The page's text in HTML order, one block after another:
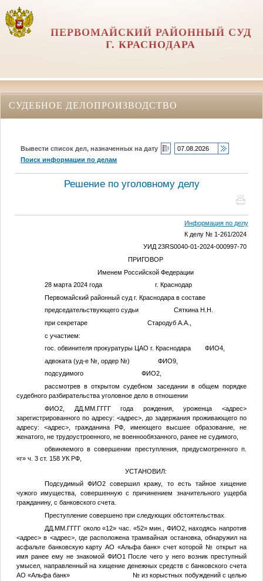
ПЕРВОМАЙСКИЙ РАЙОННЫЙ СУД
Г. КРАСНОДАРА
СУДЕБНОЕ ДЕЛОПРОИЗВОДСТВО
Вывести список дел, назначенных на дату
Поиск информации по делам
Решение по уголовному делу
Информация по делу
К делу № 1-261/2024
УИД 23RS0040-01-2024-000997-70
ПРИГОВОР
Именем Российской Федерации
28 марта 2024 года г. Краснодар
Первомайский районный суд г. Краснодара в составе
председательствующего судьи Сяткина Н.Н.
при секретаре Стародуб А.А.,
с участием:
гос. обвинителя прокуратуры ЦАО г. Краснодара ФИО4,
адвоката (уд-е №, ордер №) ФИО9,
подсудимого ФИО2,
рассмотрев в открытом судебном заседании в общем порядке
судебного разбирательства уголовное дело в отношении
ФИО2, ДД.ММ.ГГГГгода рождения, уроженца<адрес>
зарегистрированного по адресу: <адрес> , до задержания проживающего по
адресу:<адрес> , гражданина РФ, имеющего высшее образование, не
женатого, не трудоустроенного, не военнообязанного, ранее не судимого,
обвиняемого в совершении преступления, предусмотренного п.
«г» ч. 3 ст. 158 УК РФ,
УСТАНОВИЛ:
ПодсудимыйФИО2 совершил кражу, то есть тайное хищение
чужого имущества, совершенную с причинением значительного ущерба
гражданину, с банковского счета.
Преступление совершено при следующих обстоятельствах.
ДД.ММ.ГГГГоколо «12» час. «52» мин., ФИО2, находясь напротив
<адрес>в <адрес>, где расположена трамвайная остановка, обнаружил на
асфальте банковскую карту АО «Альфа банк» счет которой № открыт на
имя ранее ему не знакомой ФИО1 После чего у него возник преступный
умысел, направленный на хищение денежных средств с банковского счета
АО «Альфа банк»
№из корыстных побуждений с целью